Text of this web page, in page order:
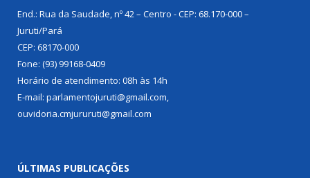
End.: Rua da Saudade, nº 42 – Centro - CEP: 68.170-000 –
Juruti/Pará
CEP: 68170-000
Fone: (93) 99168-0409
Horário de atendimento: 08h às 14h
E-mail: parlamentojuruti@gmail.com,
ouvidoria.cmjururuti@gmail.com
ÚLTIMAS PUBLICAÇÕES